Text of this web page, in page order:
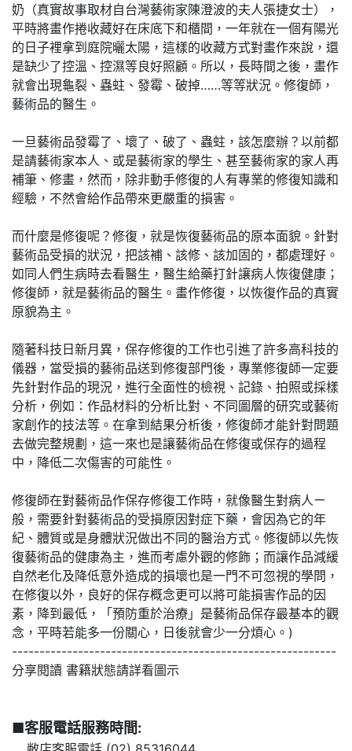
奶（真實故事取材自台灣藝術家陳澄波的夫人張捷女士），
平時將畫作捲收藏好在床底下和櫃間，一年就在一個有陽光
的日子裡拿到庭院曬太陽，這樣的收藏方式對畫作來說，還
是缺少了控溫、控濕等良好照顧。所以，長時間之後，畫作
就會出現龜裂、蟲蛀、發霉、破掉……等等狀況。修復師，
藝術品的醫生。
一旦藝術品發霉了、壞了、破了、蟲蛀，該怎麼辦？以前都
是請藝術家本人、或是藝術家的學生、甚至藝術家的家人再
補筆、修畫，然而，除非動手修復的人有專業的修復知識和
經驗，不然會給作品帶來更嚴重的損害。
而什麼是修復呢？修復，就是恢復藝術品的原本面貌。針對
藝術品受損的狀況，把該補、該修、該加固的，都處理好。
如同人們生病時去看醫生，醫生給藥打針讓病人恢復健康；
修復師，就是藝術品的醫生。畫作修復，以恢復作品的真實
原貌為主。
隨著科技日新月異，保存修復的工作也引進了許多高科技的
儀器，當受損的藝術品送到修復部門後，專業修復師一定要
先針對作品的現況，進行全面性的檢視、記錄、拍照或採樣
分析，例如：作品材料的分析比對、不同圖層的研究或藝術
家創作的技法等。在拿到結果分析後，修復師才能針對問題
去做完整規劃，這一來也是讓藝術品在修復或保存的過程
中，降低二次傷害的可能性。
修復師在對藝術品作保存修復工作時，就像醫生對病人ㄧ
般，需要針對藝術品的受損原因對症下藥，會因為它的年
紀、體質或是身體狀況做出不同的醫治方式。修復師以先恢
復藝術品的健康為主，進而考慮外觀的修飾；而讓作品減緩
自然老化及降低意外造成的損壞也是一門不可忽視的學問，
在修復以外，良好的保存概念更可以將可能損害作品的因
素，降到最低，「預防重於治療」是藝術品保存最基本的觀
念，平時若能多一份關心，日後就會少一分煩心。)
-----------------------------------------------------------
分享閱讀 書籍狀態請詳看圖示
■客服電話服務時間: